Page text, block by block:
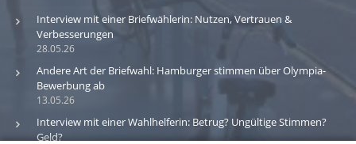
28.05.26
Interview mit einer Briefwählerin: Nutzen, Vertrauen &
Verbesserungen
13.05.26
Andere Art der Briefwahl: Hamburger stimmen über Olympia-
Bewerbung ab
Interview mit einer Wahlhelferin: Betrug? Ungültige Stimmen?
Geld?